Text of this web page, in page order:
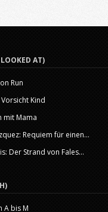
AT)
Run
Kind
mit Mama
Requiem für einen...
Der Strand von Fales...
A bis M